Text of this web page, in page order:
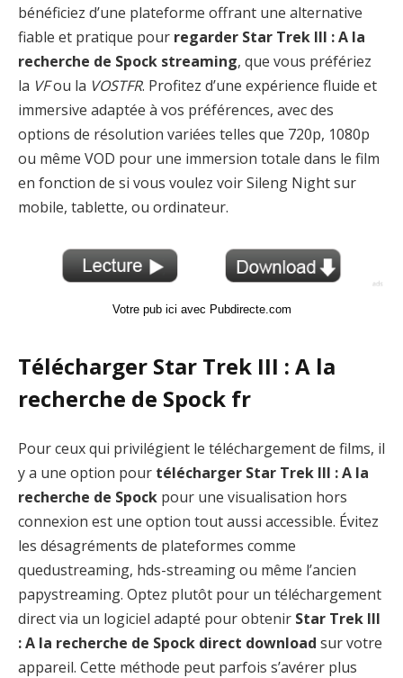
bénéficiez d’une plateforme offrant une alternative
fiable et pratique pour regarder Star Trek III : A la
recherche de Spock streaming, que vous préfériez
la VFou la VOSTFR. Profitez d’une expérience fluide et
immersive adaptée à vos préférences, avec des
options de résolution variées telles que 720p, 1080p
ou même VOD pour une immersion totale dans le film
en fonction de si vous voulez voir Sileng Night sur
mobile, tablette, ou ordinateur.
Votre pub ici avec Pubdirecte.com
Télécharger Star Trek III : A la
recherche de Spock fr
Pour ceux qui privilégient le téléchargement de films, il
y a une option pour télécharger Star Trek III : A la
recherche de Spock pour une visualisation hors
connexion est une option tout aussi accessible. Évitez
les désagréments de plateformes comme
quedustreaming, hds-streaming ou même l’ancien
papystreaming. Optez plutôt pour un téléchargement
direct via un logiciel adapté pour obtenir Star Trek III
: A la recherche de Spock direct download sur votre
appareil. Cette méthode peut parfois s’avérer plus